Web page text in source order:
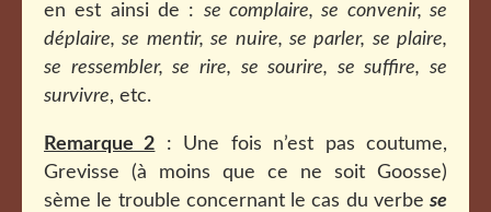
en est ainsi de : se complaire, se convenir, se
déplaire, se mentir, se nuire, se parler, se plaire,
se ressembler, se rire, se sourire, se suffire, se
survivre, etc.
Remarque 2 : Une fois n’est pas coutume,
Grevisse (à moins que ce ne soit Goosse)
sème le trouble concernant le cas du verbe se